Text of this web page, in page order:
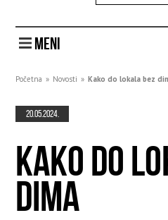
MENI
Početna » Novosti » Kako do lokala bez
20.05.2024.
KAKO DO
DIMA